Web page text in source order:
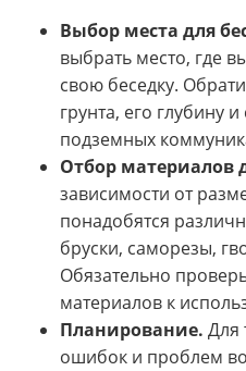
Выбор места для
выбрать место, где
свою беседку.
грунта, его глубину
подземных
Отбор материалов
зависимости от
понадобятся
бруски, саморезы,
Обязательно
материалов к
Планирование. Для
ошибок и проблем